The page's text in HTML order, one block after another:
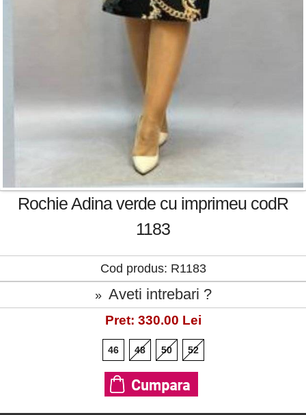
Rochie Adina verde cu imprimeu codR
1183
Cod produs: R1183
» Aveti intrebari ?
Pret: 330.00 Lei
46 48 50 52